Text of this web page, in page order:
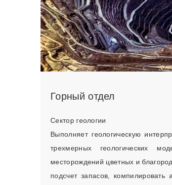
Горный отдел
Сектор геологии
Выполняет геологическую
трехмерных геологических
месторождений цветных и
подсчет запасов,